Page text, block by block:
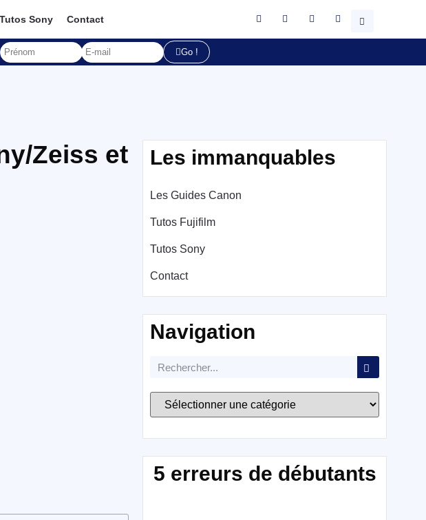
Tutos Sony Contact
Go !
Zeiss et
Les immanquables
Les Guides Canon
Tutos Fujifilm
Tutos Sony
Contact
Navigation
5 erreurs de débutants